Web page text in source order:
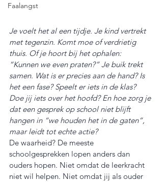
Faalangst
Je voelt het al een tijdje. Je kind vertrekt
met tegenzin. Komt moe of verdrietig
thuis. Of je hoort bij het ophalen:
“Kunnen we even praten?” Je buik trekt
samen. Wat is er precies aan de hand? Is
het een fase? Speelt er iets in de klas?
Doe jij iets over het hoofd? En hoe zorg je
dat een gesprek op school niet blijft
hangen in “we houden het in de gaten”,
maar leidt tot echte actie?
De waarheid? De meeste
schoolgesprekken lopen anders dan
ouders hopen. Niet omdat de leerkracht
niet wil helpen. Niet omdat jij als ouder